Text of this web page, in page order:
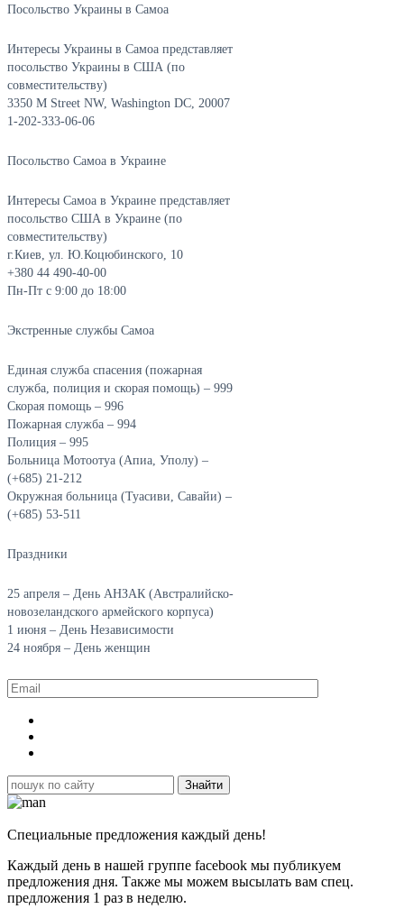
Посольство Украины в Самоа
Интересы Украины в Самоа представляет
посольство Украины в США (по
совместительству)
3350 M Street NW, Washington DC, 20007
1-202-333-06-06
Посольство Самоа в Украине
Интересы Самоа в Украине представляет
посольство США в Украине (по
совместительству)
г.Киев, ул. Ю.Коцюбинского, 10
+380 44 490-40-00
Пн-Пт с 9:00 до 18:00
Экстренные службы Самоа
Единая служба спасения (пожарная
служба, полиция и скорая помощь) – 999
Скорая помощь – 996
Пожарная служба – 994
Полиция – 995
Больница Мотоотуа (Апиа, Уполу) –
(+685) 21-212
Окружная больница (Туасиви, Савайи) –
(+685) 53-511
Праздники
25 апреля – День АНЗАК (Австралийско-
новозеландского армейского корпуса)
1 июня – День Независимости
24 ноября – День женщин
Специальные предложения каждый день!
Каждый день в нашей группе facebook мы публикуем
предложения дня. Также мы можем высылать вам спец.
предложения 1 раз в неделю.